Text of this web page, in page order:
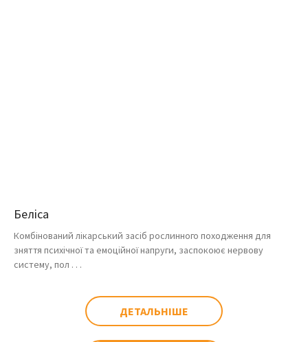
Беліса
Комбінований лікарський засіб рослинного походження для
зняття психічної та емоційної напруги, заспокоює нервову
систему, пол . . .
ДЕТАЛЬНІШЕ